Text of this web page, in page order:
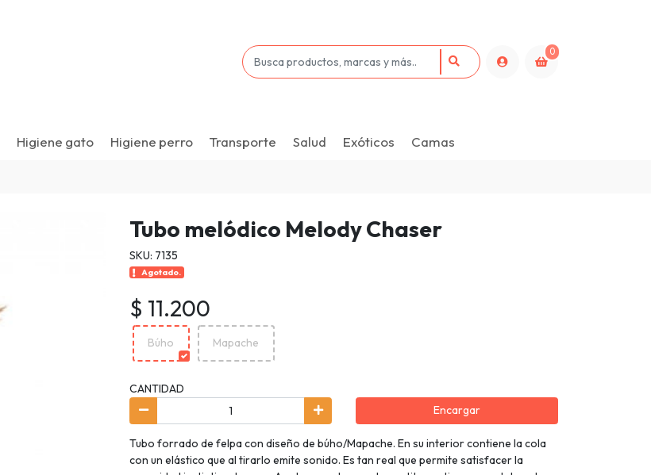
0
Higiene gato Higiene perro Transporte Salud Exóticos Camas
Tubo melódico Melody Chaser
SKU: 7135
Agotado.
$ 11.200
Búho Mapache
CANTIDAD
Encargar
Tubo forrado de felpa con diseño de búho/Mapache. En su interior contiene la cola
con un elástico que al tirarlo emite sonido. Es tan real que permite satisfacer la